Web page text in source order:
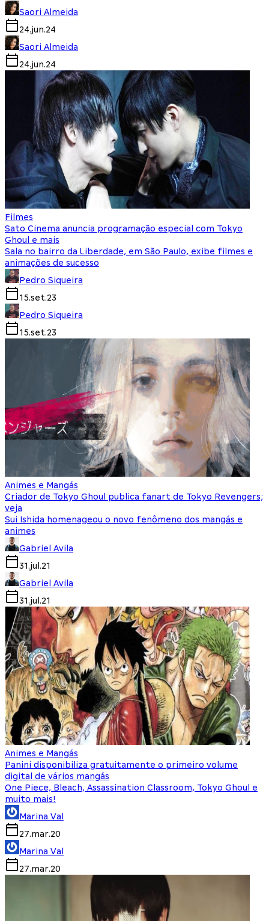
Saori Almeida
24.jun.24
Saori Almeida
24.jun.24
Filmes
Sato Cinema anuncia programação especial com Tokyo
Ghoul e mais
Sala no bairro da Liberdade, em São Paulo, exibe filmes e
animações de sucesso
Pedro Siqueira
15.set.23
Pedro Siqueira
15.set.23
Animes e Mangás
Criador de Tokyo Ghoul publica fanart de Tokyo Revengers;
veja
Sui Ishida homenageou o novo fenômeno dos mangás e
animes
Gabriel Avila
31.jul.21
Gabriel Avila
31.jul.21
Animes e Mangás
Panini disponibiliza gratuitamente o primeiro volume
digital de vários mangás
One Piece, Bleach, Assassination Classroom, Tokyo Ghoul e
muito mais!
Marina Val
27.mar.20
Marina Val
27.mar.20